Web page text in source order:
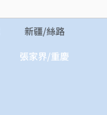
新疆/絲路
張家界/重慶